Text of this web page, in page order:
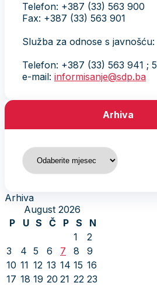
Telefon: +387 (33) 563 900
Fax: +387 (33) 563 901
Služba za odnose s javnošću:
Telefon: +387 (33) 563 941 ;
e-mail: informisanje@sdp.ba
Arhiva
Arhiva
Arhiva
August 2026
P
U S Č P S
N
1
2
3
4 5 6 7 8
9
10 11 12 13 14 15 16
17 18 19 20 21 22 23